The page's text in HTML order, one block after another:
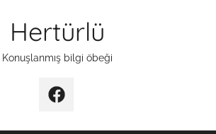
Hertürlü
Konuşlanmış bilgi öbeği
Facebook